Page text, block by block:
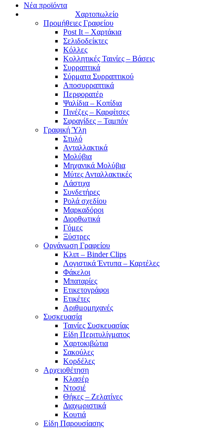
Νέα προϊόντα
Χαρτοπωλείο
Προμήθειες Γραφείου
Post It – Χαρτάκια
Σελιδοδείκτες
Κόλλες
Κολλητικές Ταινίες – Βάσεις
Συρραπτικά
Σύρματα Συρραπτικού
Αποσυρραπτικά
Περφορατέρ
Ψαλίδια – Κοπίδια
Πινέζες – Καρφίτσες
Σφραγίδες – Ταμπόν
Γραφική Ύλη
Στυλό
Ανταλλακτικά
Μολύβια
Μηχανικά Μολύβια
Μύτες Ανταλλακτικές
Λάστιχα
Συνδετήρες
Ρολά σχεδίου
Μαρκαδόροι
Διορθωτικά
Γόμες
Ξύστρες
Οργάνωση Γραφείου
Κλιπ – Binder Clips
Λογιστικά Έντυπα – Καρτέλες
Φάκελοι
Μπαταρίες
Ετικετογράφοι
Ετικέτες
Αριθμομηχανές
Συσκευασία
Ταινίες Συσκευασίας
Είδη Περιτυλίγματος
Χαρτοκιβώτια
Σακούλες
Κορδέλες
Αρχειοθέτηση
Κλασέρ
Ντοσιέ
Θήκες – Ζελατίνες
Διαχωριστικά
Κουτιά
Είδη Παρουσίασης